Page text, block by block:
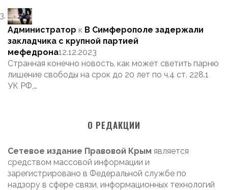
Администратор к В Симферополе задержали
закладчика с крупной партией
мефедрона12.12.2023
Странная конечно новость, как может светить парню
лишение свободы на срок до 20 лет по ч.4 ст. 228.1
УК РФ,…
О РЕДАКЦИИ
Сетевое издание Правовой Крым является
средством массовой информации и
зарегистрировано в Федеральной службе по
надзору в сфере связи, информационных технологий